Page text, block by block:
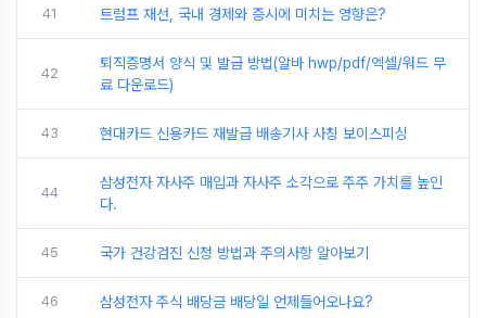
41 트럼프 재선, 국내 경제와 증시에 미치는 영향은?
42
퇴직증명서 양식 및 발급 방법(알바 hwp/pdf/엑셀/워드 무
료 다운로드)
43 현대카드 신용카드 재발급 배송기사 사칭 보이스피싱
44
삼성전자 자사주 매입과 자사주 소각으로 주주 가치를 높인
다.
45 국가 건강검진 신청 방법과 주의사항 알아보기
46 삼성전자 주식 배당금 배당일 언제들어오나요?